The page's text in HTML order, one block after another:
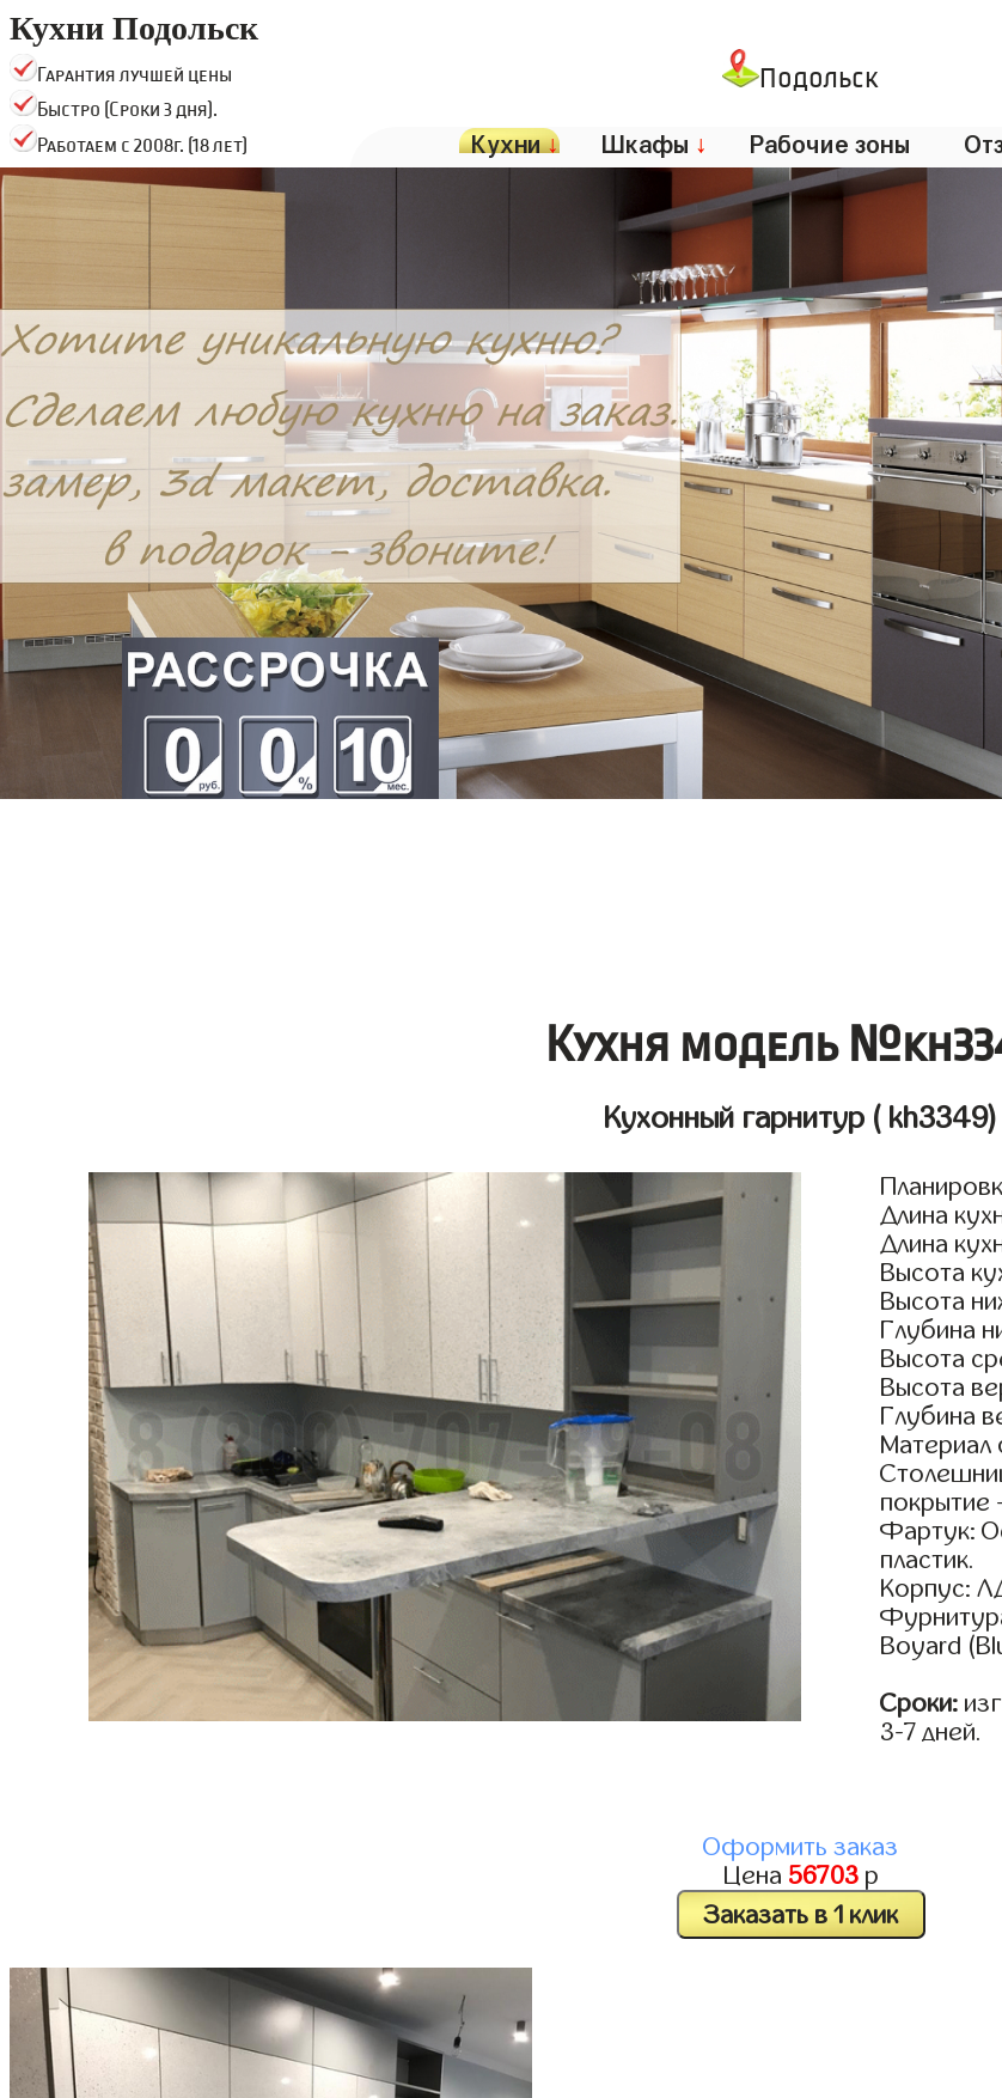
Кухни Подольск
Гарантия лучшей цены
Быстро (Сроки 3 дня).
Работаем с 2008г. (18 лет)
Подольск
Кухни↓ Шкафы ↓ Рабочие зоны
Кухня модель
Кухонный гарнитур ( kh3349)
Длина
Длина
Высота
Высота
Глубина
Высота
Высота
Глубина
Материал
покрытие
Фартук:
пластик.
Корпус:
Boyard
Сроки:
3-7 дней.
Оформить заказ
Цена 56703р
Заказать в 1 клик